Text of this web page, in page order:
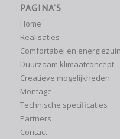
PAGINA’S
Home
Realisaties
Comfortabel en
Duurzaam klimaatconcept
Creatieve mogelijkheden
Montage
Technische specificaties
Partners
Contact